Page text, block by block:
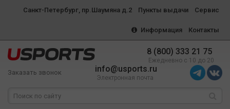
Санкт-Петербург, пр.Шаумяна д.2 Пункты выдачи Сервис
Информация Контакты
8 (800) 333 21 75
Ежедневно с 10 до 20
Заказать звонок info@usports.ru
Электронная почта